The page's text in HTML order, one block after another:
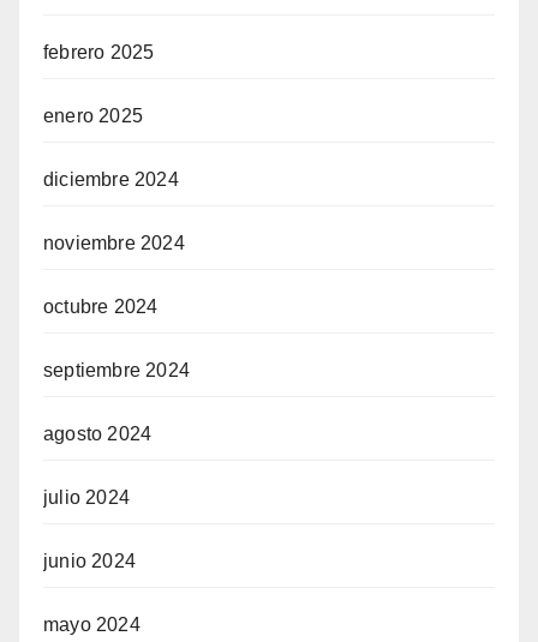
febrero 2025
enero 2025
diciembre 2024
noviembre 2024
octubre 2024
septiembre 2024
agosto 2024
julio 2024
junio 2024
mayo 2024